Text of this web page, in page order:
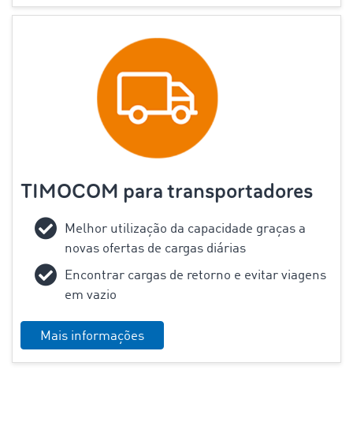
TIMOCOM para transportadores
Melhor utilização da capacidade graças a
novas ofertas de cargas diárias
Encontrar cargas de retorno e evitar viagens
em vazio
Mais informações